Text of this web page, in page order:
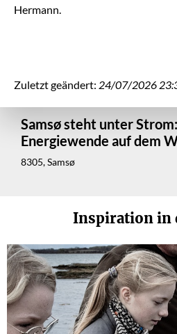
Hermann.
Zuletzt geändert: 24/07/2026
Samsø steht unter
Energiewende auf dem
8305, Samsø
Inspiration in